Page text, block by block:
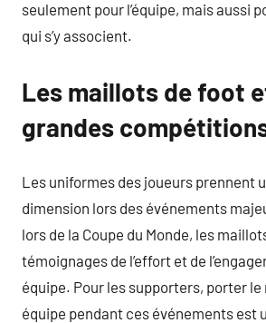
seulement pour l’équipe, mais aussi
qui s’y associent.
Les maillots de foot
grandes
Les uniformes des joueurs prennent
dimension lors des événements
lors de la Coupe du Monde, les
témoignages de l’effort et de
équipe. Pour les supporters, porter le
équipe pendant ces événements est